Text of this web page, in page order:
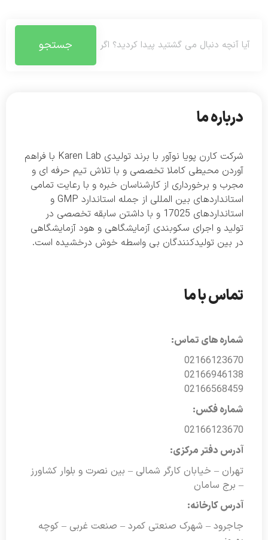
جستجو
تماس با ما
شماره های تماس:
02166123670
02166946138
02166568459
شماره فکس:
02166123670
آدرس دفتر مرکزی:
تهران – خیابان کارگر شمالی – بین نصرت و بلوار کشاورز
– برج سامان
آدرس کارخانه:
جاجرود – شهرک صنعتی کمرد – صنعت غربی – کوچه
درباره ما
شرکت کارن پویا نوآور با برند تولیدی Karen Lab با فراهم
آوردن محیطی کاملا تخصصی و با تلاش تیم حرفه ای و
مجرب و برخورداری از کارشناسان خبره و با رعایت تمامی
استانداردهای بین المللی از جمله استاندارد GMP و
استانداردهای 17025 و با داشتن سابقه تخصصی در
تولید و اجرای سکوبندی آزمایشگاهی و هود آزمایشگاهی
در بین تولیدکنندگان بی واسطه خوش درخشیده است.